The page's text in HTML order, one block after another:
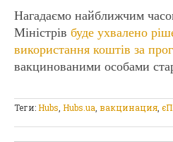
Нагадаємо найближчим
Міністрів буде ухвалено
використання коштів за
вакцинованими особами
Теги:Hubs Hubs.ua вакцинация